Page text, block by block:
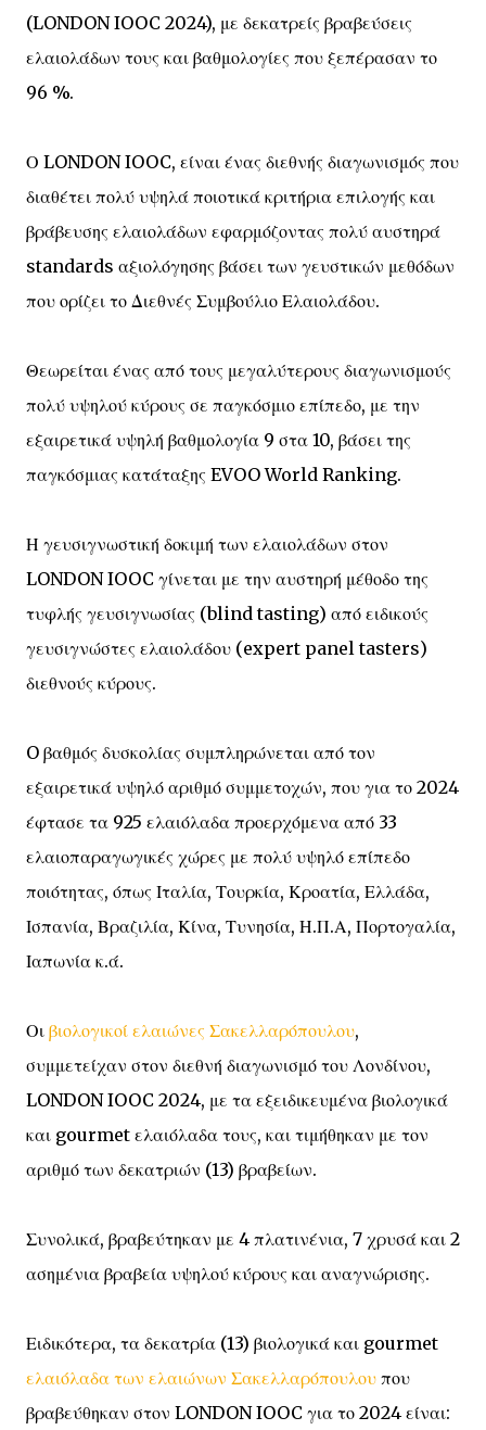
(LONDON IOOC 2024), με δεκατρείς βραβεύσεις
ελαιολάδων τους και βαθμολογίες που ξεπέρασαν το
96 %.
Ο LONDON IOOC, είναι ένας διεθνής διαγωνισμός που
διαθέτει πολύ υψηλά ποιοτικά κριτήρια επιλογής και
βράβευσης ελαιολάδων εφαρμόζοντας πολύ αυστηρά
standards αξιολόγησης βάσει των γευστικών μεθόδων
που ορίζει το Διεθνές Συμβούλιο Ελαιολάδου.
Θεωρείται ένας από τους μεγαλύτερους διαγωνισμούς
πολύ υψηλού κύρους σε παγκόσμιο επίπεδο, με την
εξαιρετικά υψηλή βαθμολογία 9 στα 10, βάσει της
παγκόσμιας κατάταξης EVOO World Ranking.
Η γευσιγνωστική δοκιμή των ελαιολάδων στον
LONDON IOOC γίνεται με την αυστηρή μέθοδο της
τυφλής γευσιγνωσίας (blind tasting) από ειδικούς
γευσιγνώστες ελαιολάδου (expert panel tasters)
διεθνούς κύρους.
O βαθμός δυσκολίας συμπληρώνεται από τον
εξαιρετικά υψηλό αριθμό συμμετοχών, που για το 2024
έφτασε τα 925 ελαιόλαδα προερχόμενα από 33
ελαιοπαραγωγικές χώρες με πολύ υψηλό επίπεδο
ποιότητας, όπως Ιταλία, Τουρκία, Κροατία, Ελλάδα,
Ισπανία, Βραζιλία, Κίνα, Τυνησία, Η.Π.Α, Πορτογαλία,
Ιαπωνία κ.ά.
Οι βιολογικοί ελαιώνες Σακελλαρόπουλου,
συμμετείχαν στον διεθνή διαγωνισμό του Λονδίνου,
LONDON IOOC 2024, με τα εξειδικευμένα βιολογικά
και gourmet ελαιόλαδα τους, και τιμήθηκαν με τον
αριθμό των δεκατριών (13) βραβείων.
Συνολικά, βραβεύτηκαν με 4 πλατινένια, 7 χρυσά και 2
ασημένια βραβεία υψηλού κύρους και αναγνώρισης.
Ειδικότερα, τα δεκατρία (13) βιολογικά και gourmet
ελαιόλαδα των ελαιώνων Σακελλαρόπουλου που
βραβεύθηκαν στον LONDON IOOC για το 2024 είναι: